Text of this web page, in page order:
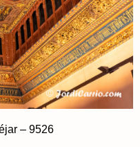
– 9526